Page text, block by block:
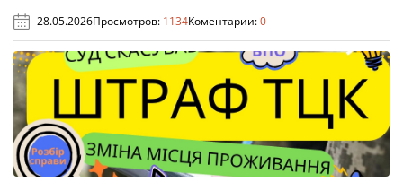
28.05.2026Просмотров: 1134Коментарии:0